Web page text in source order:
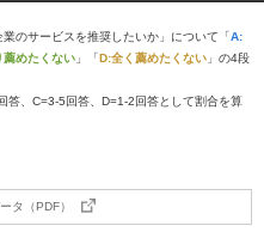
のサービスを推奨したいか」について「A:
薦めたくない 」「D:全く薦めたくない 」の4段
、C=3-5回答、D=1-2回答として割合を算
タ（PDF）